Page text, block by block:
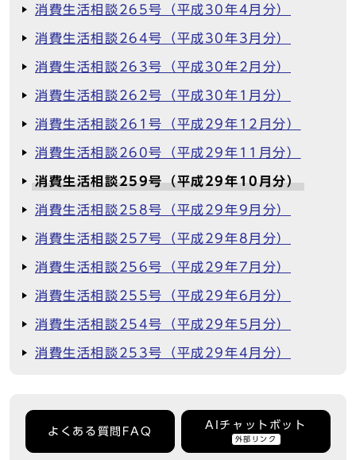
消費生活相談265号（平成30年4月分）
消費生活相談264号（平成30年3月分）
消費生活相談263号（平成30年2月分）
消費生活相談262号（平成30年1月分）
消費生活相談261号（平成29年12月分）
消費生活相談260号（平成29年11月分）
消費生活相談259号（平成29年10月分）
消費生活相談258号（平成29年9月分）
消費生活相談257号（平成29年8月分）
消費生活相談256号（平成29年7月分）
消費生活相談255号（平成29年6月分）
消費生活相談254号（平成29年5月分）
消費生活相談253号（平成29年4月分）
よくある質問FAQ
AIチャットボット
外部リンク